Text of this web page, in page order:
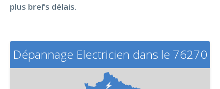
plus brefs délais.
Dépannage Electricien dans le 76270